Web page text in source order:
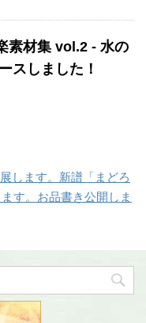
素材集 vol.2 - 水の
スしました！
します。新譜「まどろ
す。お品書き公開しま